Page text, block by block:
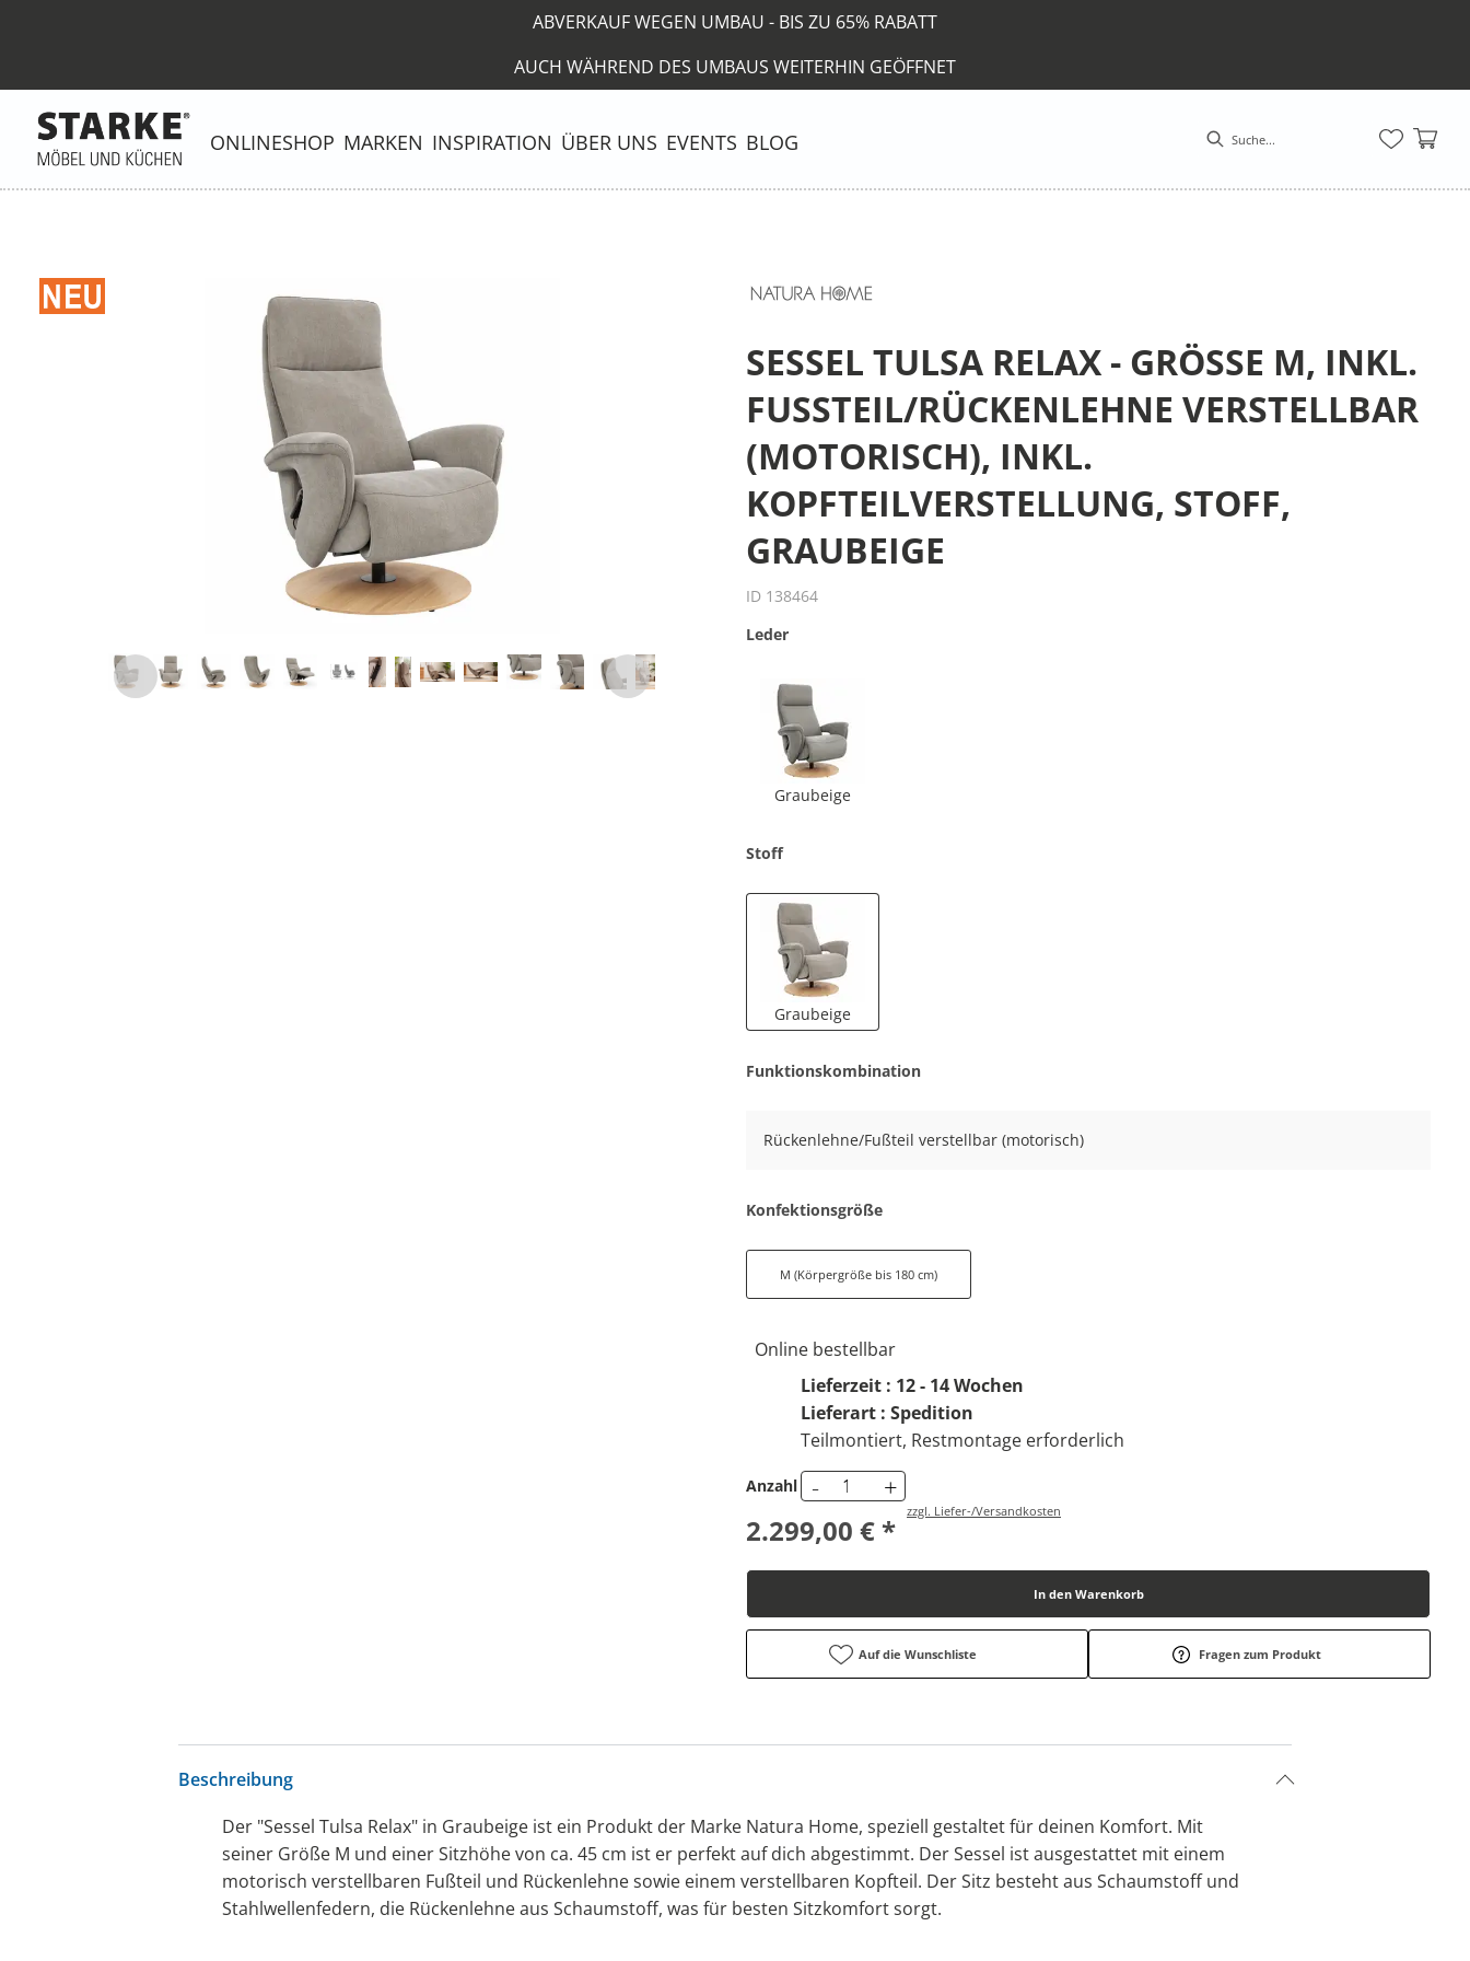
ABVERKAUF WEGEN UMBAU - BIS ZU 65% RABATT
AUCH WÄHREND DES UMBAUS WEITERHIN GEÖFFNET
ONLINESHOP MARKEN INSPIRATION ÜBER UNS EVENTS BLOG
SESSEL TULSA RELAX - GRÖSSE M, INKL. F
USSTEIL/RÜCKENLEHNE VERSTELLBAR (M
OTORISCH), INKL. KO
PFTEILVERSTELLUNG, STOFF, GR
AUBEIGE
ID 138464
Leder
Graubeige
Stoff
Graubeige
Funktionskombination
Rückenlehne/Fußteil verstellbar (motorisch)
Konfektionsgröße
M (Körpergröße bis 180 cm)
Online bestellbar
Lieferzeit : 12 - 14 Wochen
Lieferart : Spedition
Teilmontiert, Restmontage erforderlich
Anzahl - +
2.299,00 € *
zzgl. Liefer-/Versandkosten
In den Warenkorb
Auf die Wunschliste Fragen zum Produkt
Beschreibung
Der "Sessel Tulsa Relax" in Graubeige ist ein Produkt der Marke Natura Home, speziell gestaltet für deinen Komfort. Mit
seiner Größe M und einer Sitzhöhe von ca. 45 cm ist er perfekt auf dich abgestimmt. Der Sessel ist ausgestattet mit einem
motorisch verstellbaren Fußteil und Rückenlehne sowie einem verstellbaren Kopfteil. Der Sitz besteht aus Schaumstoff und
Stahlwellenfedern, die Rückenlehne aus Schaumstoff, was für besten Sitzkomfort sorgt.